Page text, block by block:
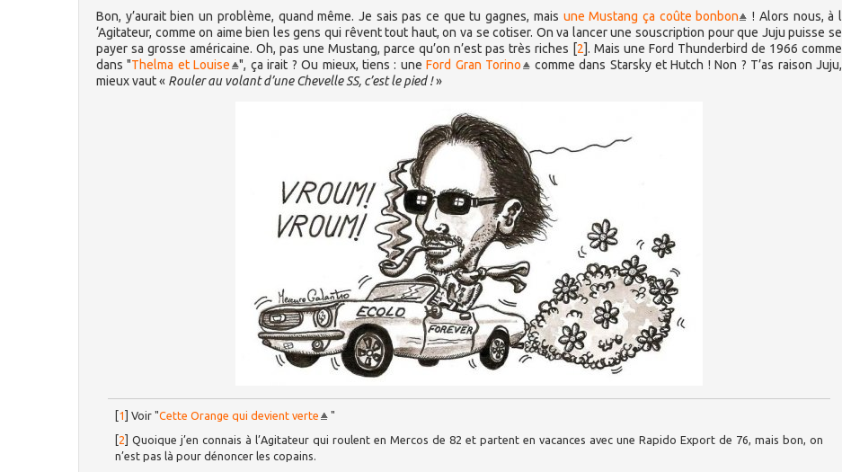
Bon, y’aurait bien un problème, quand même. Je sais pas ce que tu gagnes, mais une Mustang ça coûte bonbon
! Alors nous, à l
‘Agitateur, comme on aime bien les gens qui rêvent tout haut, on va se cotiser. On va lancer une souscription pour que Juju puisse se
payer sa grosse américaine. Oh, pas une Mustang, parce qu’on n’est pas très riches [2]. Mais une Ford Thunderbird de 1966 comme
dans "Thelma et Louise ", ça irait ? Ou mieux, tiens : uneFord Gran Torino
comme dans Starsky et Hutch ! Non ? T’as raison Juju,
mieux vaut « Rouler au volant d’une Chevelle SS, c’est le pied !»
1 ]Voir "Cette Orange qui devient verte
"
2 ]Quoique j’en connais à l’Agitateur qui roulent en Mercos de 82 et partent en vacances avec une Rapido Export de 76, mais bon, on
n’est pas là pour dénoncer les copains.